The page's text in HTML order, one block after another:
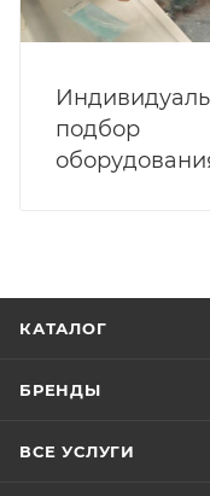
подбор
КАТАЛОГ
БРЕНДЫ
ВСЕ УСЛУГИ